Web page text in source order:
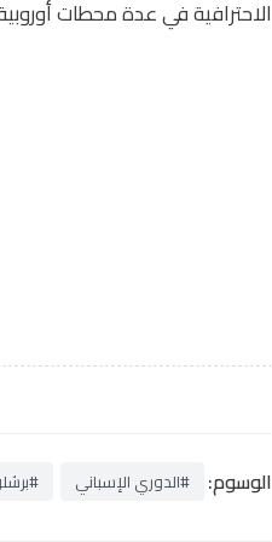
الاحترافية في عدة محطات أوروبية
الوسوم: #الدوري الإسباني